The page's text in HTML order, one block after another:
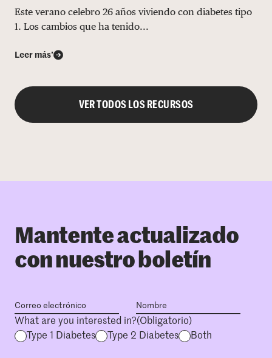
Este verano celebro 26 años viviendo con diabetes tipo
1. Los cambios que ha tenido...
Leer más’
VER TODOS LOS RECURSOS
Mantente actualizado
con nuestro boletín
What are you interested in?(Obligatorio)
Type 1 Diabetes
Type 2 Diabetes Both